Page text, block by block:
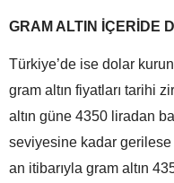
GRAM ALTIN İÇERİDE
Türkiye’de ise dolar
gram altın fiyatları tarihi
altın güne 4350 liradan
seviyesine kadar
an itibarıyla gram altın